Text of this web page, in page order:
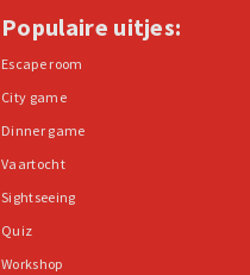
Populaire uitjes:
Escape room
City game
Dinner game
Vaartocht
Sightseeing
Quiz
Workshop